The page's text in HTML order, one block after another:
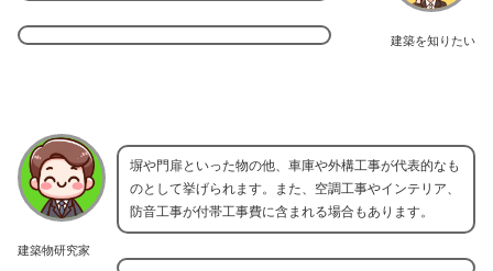
建築を知りたい
建築物研究家
塀や門扉といった物の他、車庫や外構工事が代表的なも
のとして挙げられます。また、空調工事やインテリア、
防音工事が付帯工事費に含まれる場合もあります。